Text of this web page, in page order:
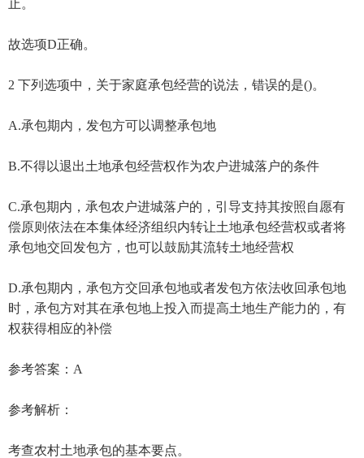
止。
故选项D正确。
2 下列选项中，关于家庭承包经营的说法，错误的是()。
A.承包期内，发包方可以调整承包地
B.不得以退出土地承包经营权作为农户进城落户的条件
C.承包期内，承包农户进城落户的，引导支持其按照自愿有
偿原则依法在本集体经济组织内转让土地承包经营权或者将
承包地交回发包方，也可以鼓励其流转土地经营权
D.承包期内，承包方交回承包地或者发包方依法收回承包地
时，承包方对其在承包地上投入而提高土地生产能力的，有
权获得相应的补偿
参考答案：A
参考解析：
考查农村土地承包的基本要点。